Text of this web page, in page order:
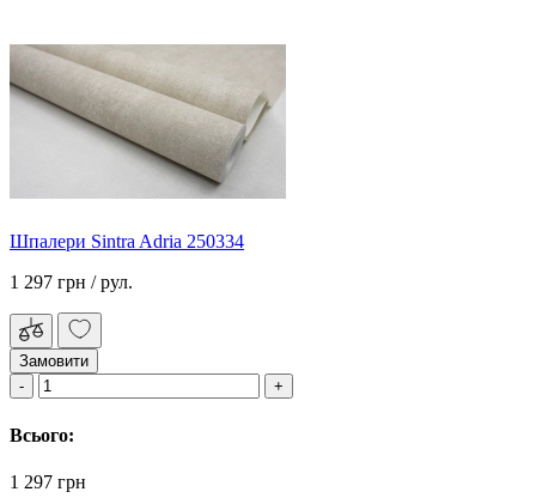
Шпалери Sintra Adria 250334
1 297 грн / рул.
Замовити
Всього:
1 297 грн